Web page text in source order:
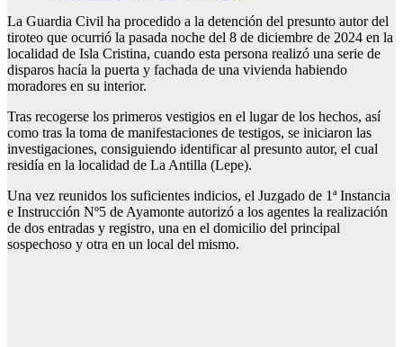
La Guardia Civil ha procedido a la detención del presunto autor del
tiroteo que ocurrió la pasada noche del 8 de diciembre de 2024 en la
localidad de Isla Cristina, cuando esta persona realizó una serie de
disparos hacía la puerta y fachada de una vivienda habiendo
moradores en su interior.
Tras recogerse los primeros vestigios en el lugar de los hechos, así
como tras la toma de manifestaciones de testigos, se iniciaron las
investigaciones, consiguiendo identificar al presunto autor, el cual
residía en la localidad de La Antilla (Lepe).
Una vez reunidos los suficientes indicios, el Juzgado de 1ª Instancia
e Instrucción Nº5 de Ayamonte autorizó a los agentes la realización
de dos entradas y registro, una en el domicilio del principal
sospechoso y otra en un local del mismo.